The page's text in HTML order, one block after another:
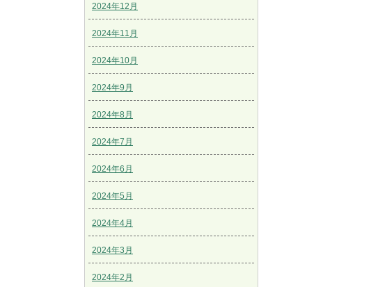
2024年12月
2024年11月
2024年10月
2024年9月
2024年8月
2024年7月
2024年6月
2024年5月
2024年4月
2024年3月
2024年2月